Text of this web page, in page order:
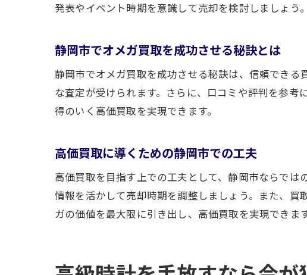
発表やイベント時期を意識して売却を検討しましょう。
静岡市でオメガ買取を成功させる秘訣とは
静岡市でオメガ買取を成功させる秘訣は、信頼でき
な査定が受けられます。さらに、口コミや評判を参
得のいく高価買取を実現できます。
高価買取に導くための静岡市での工夫
高価買取を目指す上での工夫として、静岡市ならで
情報を活かして売却時期を調整しましょう。また、
ガの価値を最大限に引き出し、高価買取を実現できます